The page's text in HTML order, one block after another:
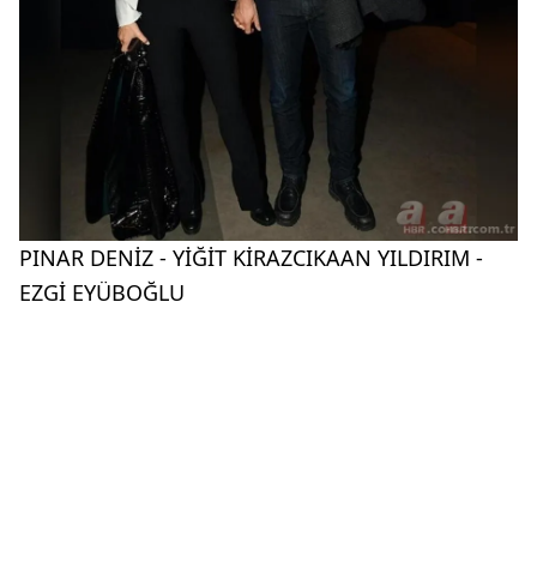
PINAR DENİZ - YİĞİT KİRAZCIKAAN YILDIRIM -
EZGİ EYÜBOĞLU